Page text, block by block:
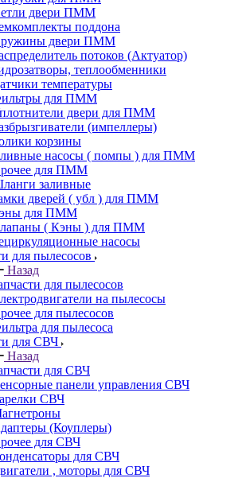
двери ПММ
поддона
двери ПММ
потоков (Актуатор)
теплообменники
температуры
для ПММ
двери для ПММ
(импеллеры)
корзины
насосы ( помпы ) для ПММ
для ПММ
заливные
дверей ( убл ) для ПММ
для ПММ
( Кэны ) для ПММ
насосы
для пылесосов
Назад
для пылесосов
на пылесосы
для пылесосов
для пылесоса
для СВЧ
Назад
для СВЧ
панели управления СВЧ
СВЧ
(Коуплеры)
для СВЧ
для СВЧ
, моторы для СВЧ